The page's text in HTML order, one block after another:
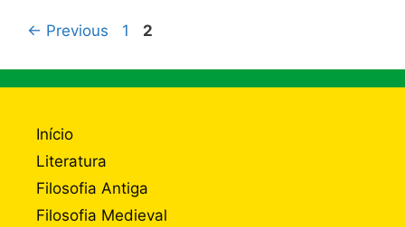
← Previous Page
1 Page
2
Início
Literatura
Filosofia Antiga
Filosofia Medieval